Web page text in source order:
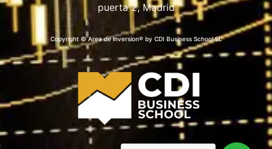
puerta 2, Madrid
Copyright © Area de inversion® by CDI Business School SL